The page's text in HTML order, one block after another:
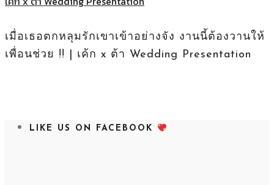
เมื่อเธอตกหลุมรักเขาเข้าอย่างจัง งานนี้ต้องวานให้
เพื่อนช่วย !! | เค้ก x ต้า Wedding Presentation
LIKE US ON FACEBOOK